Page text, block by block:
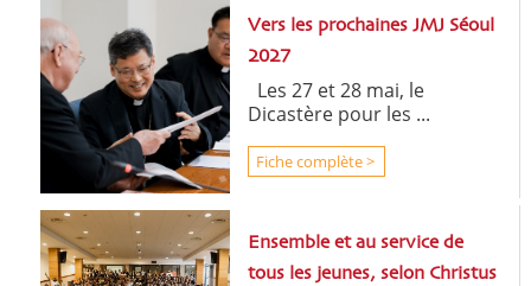
Vers les prochaines JMJ Séoul
2027
Les 27 et 28 mai, le
Dicastère pour les ...
Fiche complète >
Ensemble et au service de
tous les jeunes, selon Christus